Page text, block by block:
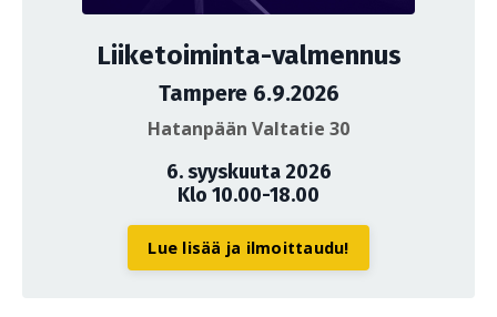
Liiketoiminta-valmennus
Tampere 6.9.2026
Hatanpään Valtatie 30
6. syyskuuta 2026
Klo 10.00-18.00
Lue lisää ja ilmoittaudu!